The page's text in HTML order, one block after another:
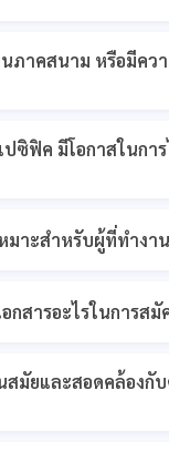
าคสนาม หรือมีคว
ซิฟิค มีโอกาสในกา
มาะสำหรับผู้ที่ทำงา
สารอะไรในการสมั
มัยและสอดคล้องกั